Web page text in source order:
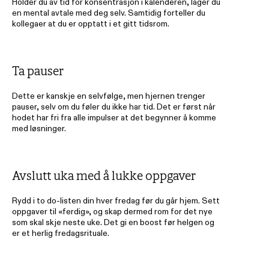
en mental avtale med deg selv. Samtidig forteller du
kollegaer at du er opptatt i et gitt tidsrom.
Ta pauser
Dette er kanskje en selvfølge, men hjernen trenger
pauser, selv om du føler du ikke har tid. Det er først når
hodet har fri fra alle impulser at det begynner å komme
med løsninger.
Avslutt uka med å lukke oppgaver
Rydd i to do-listen din hver fredag før du går hjem. Sett
oppgaver til «ferdig», og skap dermed rom for det nye
som skal skje neste uke. Det gi en boost før helgen og
er et herlig fredagsrituale.